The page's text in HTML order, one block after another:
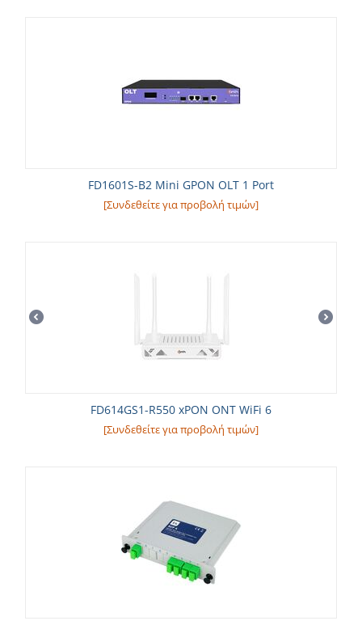
FD1601S-B2 Mini GPON OLT 1 Port
[Συνδεθείτε για προβολή τιμών]
FD614GS1-R550 xPON ONT WiFi 6
[Συνδεθείτε για προβολή τιμών]